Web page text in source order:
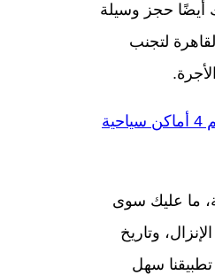
أيضًا حجز وسيلة
لتجنب
مدينة كوتايسي بجورجيا: أهم 4 أماكن سياحية
ما عليك سوى
وتاريخ
سهل